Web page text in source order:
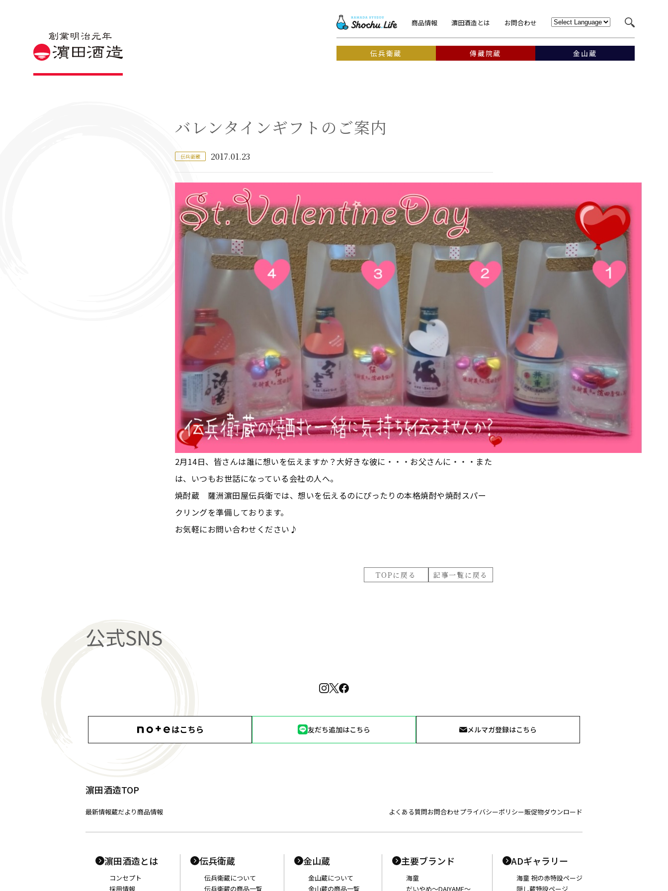
商品情報 濵田酒造とは お問合わせ
伝兵衛蔵 傳藏院蔵 金山蔵
バレンタインギフトのご案内
伝兵衛蔵 2017.01.23
2月14日、皆さんは誰に想いを伝えますか？大好きな彼に・・・お父さんに・・・また
は、いつもお世話になっている会社の人へ。
焼酎蔵 薩洲濵田屋伝兵衛では、想いを伝えるのにぴったりの本格焼酎や焼酎スパー
クリングを準備しております。
お気軽にお問い合わせください♪
TOPに戻る 記事一覧に戻る
公式SNS
友だち追加はこちら メルマガ登録はこちら
濵田酒造TOP
最新情報蔵だより 商品情報 よくある質問お問合わせプライバシーポリシー販促物ダウンロード
濵田酒造とは
コンセプト
採用情報
伝兵衛蔵
伝兵衛蔵について
伝兵衛蔵の商品一覧
金山蔵
金山蔵について
金山蔵の商品一覧
主要ブランド
海童
だいやめ〜DAIYAME〜
ADギャラリー
海童 祝の赤特設ページ
隠し蔵特設ページ